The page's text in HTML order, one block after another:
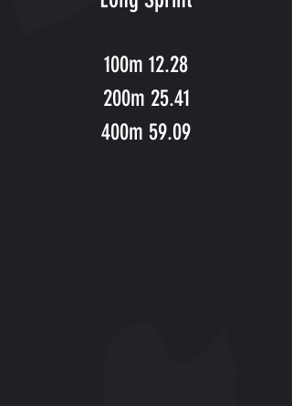
100m 12.28
200m 25.41
400m 59.09